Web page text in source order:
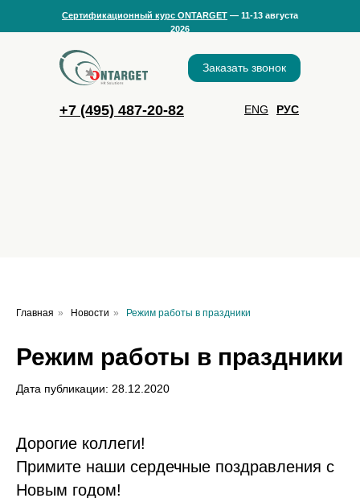
ENG РУС
+7 (495) 487-20-82
Заказать звонок
Сертификационный курс ONTARGET — 11-13 августа
2026
Главная » Новости » Режим работы в праздники
Режим работы в праздники
Дата публикации: 28.12.2020
Дорогие коллеги!
Примите наши сердечные поздравления с
Новым годом!